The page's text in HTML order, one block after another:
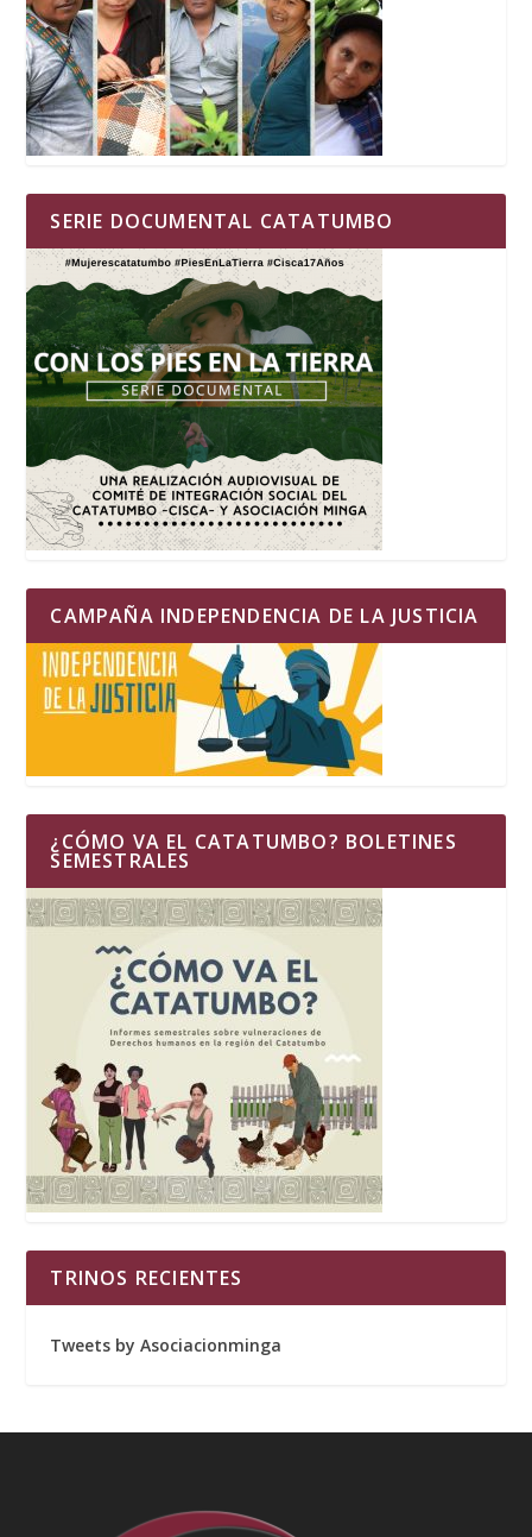
SERIE DOCUMENTAL CATATUMBO
CAMPAÑA INDEPENDENCIA DE LA JUSTICIA
¿CÓMO VA EL CATATUMBO? BOLETINES
SEMESTRALES
TRINOS RECIENTES
Tweets by Asociacionminga